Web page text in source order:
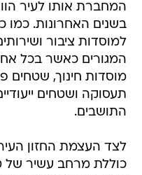
המחברת אותו לעיר
בשנים האחרונות. כמו
למוסדות ציבור
המגורים כאשר בכל
מוסדות חינוך, שטחים
תעסוקה ושטחים
התושבים.
לצד העצמת החזון
כוללת מרחב עשיר של